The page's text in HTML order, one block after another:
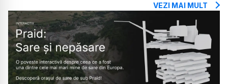
VEZI MAI MULT